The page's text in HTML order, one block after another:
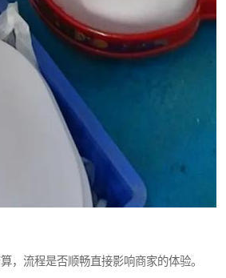
，流程是否顺畅直接影响商家的体验。